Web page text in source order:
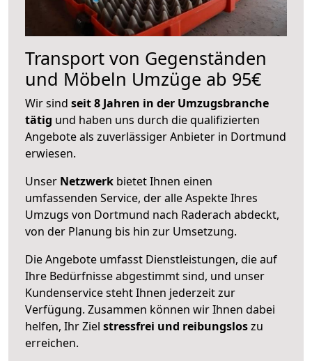
Transport von Gegenständen
und Möbeln Umzüge ab 95€
Wir sind seit 8 Jahren in der Umzugsbranche
tätig und haben uns durch die qualifizierten
Angebote als zuverlässiger Anbieter in Dortmund
erwiesen.
Unser Netzwerk bietet Ihnen einen
umfassenden Service, der alle Aspekte Ihres
Umzugs von Dortmund nach Raderach abdeckt,
von der Planung bis hin zur Umsetzung.
Die Angebote umfasst Dienstleistungen, die auf
Ihre Bedürfnisse abgestimmt sind, und unser
Kundenservice steht Ihnen jederzeit zur
Verfügung. Zusammen können wir Ihnen dabei
helfen, Ihr Ziel stressfrei und reibungsloszu
erreichen.